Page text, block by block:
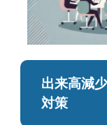
出来高減
対策